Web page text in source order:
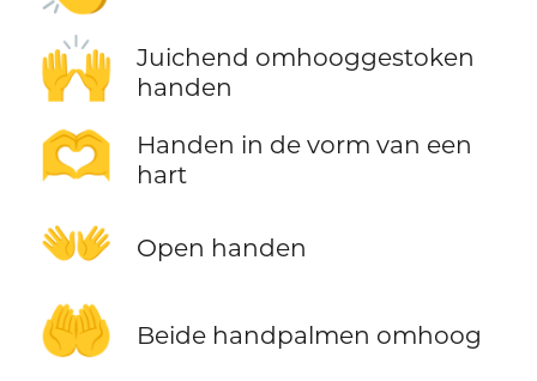
🙌
Juichend omhooggestoken
handen
🫶
Handen in de vorm van een
hart
👐 Open handen
🤲 Beide handpalmen omhoog